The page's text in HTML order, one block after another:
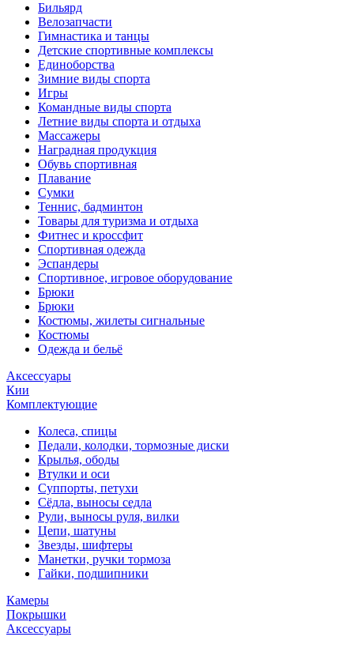
Бильярд
Велозапчасти
Гимнастика и танцы
Детские спортивные комплексы
Единоборства
Зимние виды спорта
Игры
Командные виды спорта
Летние виды спорта и отдыха
Массажеры
Наградная продукция
Обувь спортивная
Плавание
Сумки
Теннис, бадминтон
Товары для туризма и отдыха
Фитнес и кроссфит
Спортивная одежда
Эспандеры
Спортивное, игровое оборудование
Брюки
Брюки
Костюмы, жилеты сигнальные
Костюмы
Одежда и бельё
Аксессуары
Кии
Комплектующие
Колеса, спицы
Педали, колодки, тормозные диски
Крылья, ободы
Втулки и оси
Суппорты, петухи
Сёдла, выносы седла
Рули, выносы руля, вилки
Цепи, шатуны
Звезды, шифтеры
Манетки, ручки тормоза
Гайки, подшипники
Камеры
Покрышки
Аксессуары